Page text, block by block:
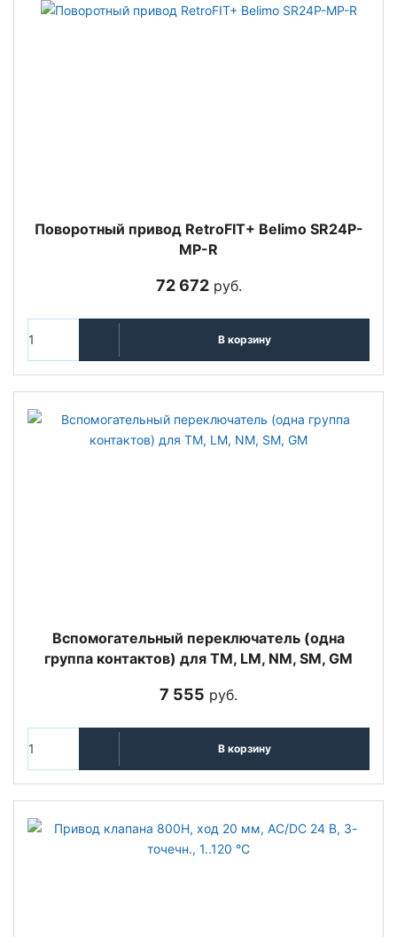
Поворотный привод RetroFIT+ Belimo SR24P-
MP-R
72 672руб.
В корзину
Вспомогательный переключатель (одна
группа контактов) для TM, LM, NM, SM, GM
7 555 руб.
В корзину